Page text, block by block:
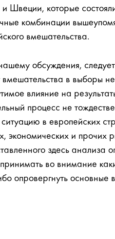
Швеции, которые
комбинации
вмешательства.
обсуждения,
в выборы не
влияние на
процесс не
в европейских
и прочих
здесь анализа
во внимание
опровергнуть основные